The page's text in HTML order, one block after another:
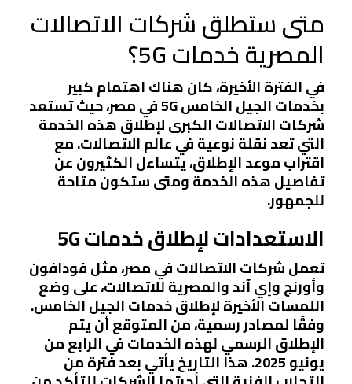
متى ستطلق شركات الاتصالات
المصرية خدمات 5G؟
في الفترة الأخيرة، كان هناك اهتمام كبير
بخدمات الجيل الخامس 5G في مصر، حيث تستعد
شركات الاتصالات الكبرى لإطلاق هذه الخدمة
التي تعد نقلة نوعية في عالم الاتصالات. مع
اقتراب موعد الإطلاق، يتساءل الكثيرون عن
تفاصيل هذه الخدمة ومتى ستكون متاحة
للجمهور.
الاستعدادات لإطلاق خدمات 5G
تعمل شركات الاتصالات في مصر، مثل فودافون
وأورنج وإي آند والمصرية للاتصالات، على وضع
اللمسات الأخيرة لإطلاق خدمات الجيل الخامس.
وفقًا لمصادر رسمية، من المتوقع أن يتم
الإطلاق الرسمي لهذه الخدمات في الرابع من
يونيو 2025. هذا التاريخ يأتي بعد فترة من